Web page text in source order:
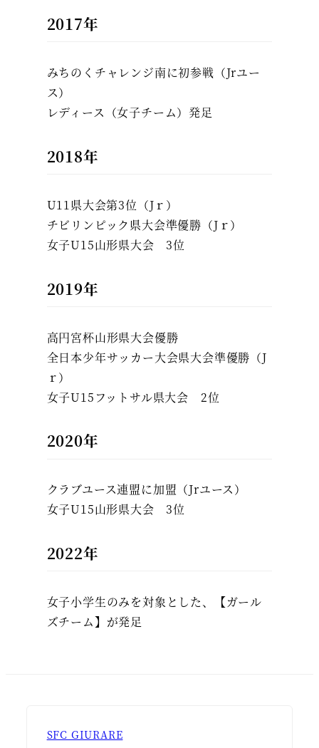
2017年
みちのくチャレンジ南に初参戦（Jrユー
ス）
レディース（女子チーム）発足
2018年
U11県大会第3位（Jｒ）
チビリンピック県大会準優勝（Jｒ）
女子U15山形県大会 3位
2019年
高円宮杯山形県大会優勝
全日本少年サッカー大会県大会準優勝（J
ｒ）
女子U15フットサル県大会 2位
2020年
クラブユース連盟に加盟（Jrユース）
女子U15山形県大会 3位
2022年
女子小学生のみを対象とした、【ガール
ズチーム】が発足
SFC GIURARE